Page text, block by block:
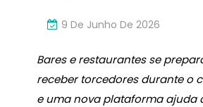
9 De Junho De 2026
Bares e restaurantes se
receber torcedores durante o
e uma nova plataforma ajuda